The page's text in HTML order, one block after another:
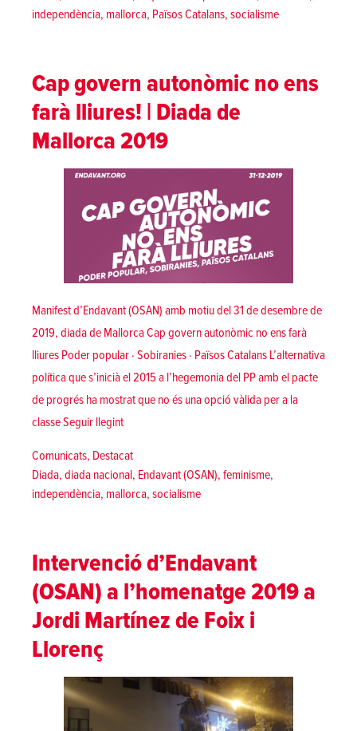
independència, mallorca, Països Catalans, socialisme
Cap govern autonòmic no ens
farà lliures! | Diada de
Mallorca 2019
Manifest d’Endavant (OSAN) amb motiu del 31 de desembre de
2019, diada de Mallorca Cap govern autonòmic no ens farà
lliures Poder popular · Sobiranies · Països Catalans L’alternativa
política que s’inicià el 2015 a l’hegemonia del PP amb el pacte
de progrés ha mostrat que no és una opció vàlida per a la
classeSeguir llegint«Cap govern autonòmic no ens farà lliures! |
Posted in
Comunicats, Destacat
Tags:
Diada, diada nacional, Endavant (OSAN), feminisme,
independència, mallorca, socialisme
Intervenció d’Endavant
(OSAN) a l’homenatge 2019 a
Jordi Martínez de Foix i
Llorenç